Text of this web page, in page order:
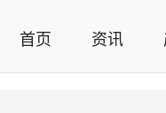
居系统，智能家居产品，智
首页 资讯